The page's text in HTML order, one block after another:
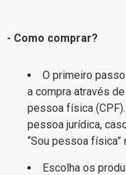
- Como comprar?
O primeiro
a compra através
pessoa física
pessoa jurídica,
“Sou pessoa física”
Escolha os